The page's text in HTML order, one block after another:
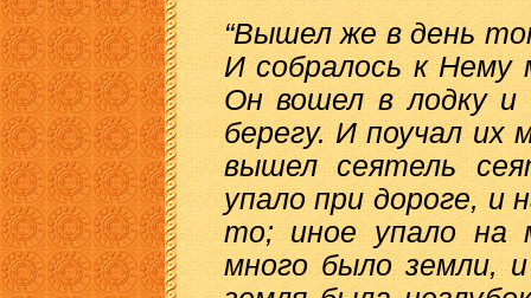
“Вышел же в день
И собралось к
Он вошел в лодку и
берегу. И поучал их
вышел сеятель
упало при дороге, и
то; иное упало на
много было земли,